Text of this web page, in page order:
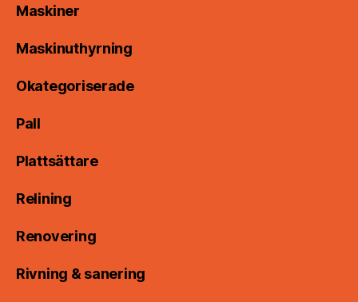
Maskiner
Maskinuthyrning
Okategoriserade
Pall
Plattsättare
Relining
Renovering
Rivning & sanering